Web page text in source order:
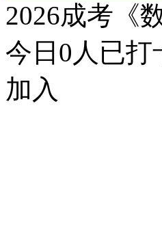
2026成考《
今日 0 人已打
加入